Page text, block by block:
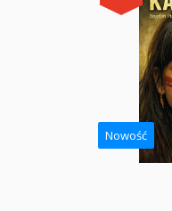
Nowość